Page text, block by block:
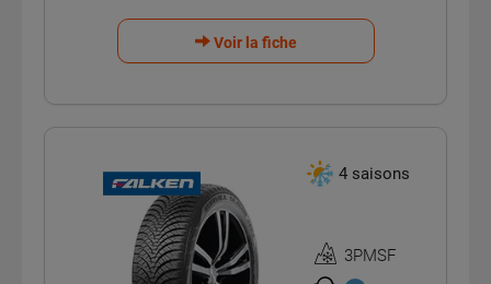
Voir la fiche
4 saisons
Homologation
3PMSF